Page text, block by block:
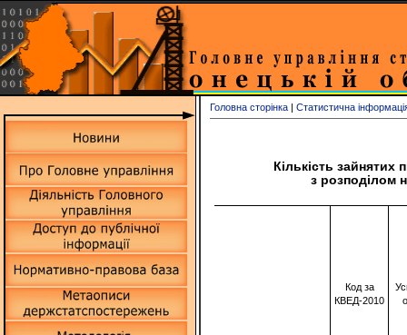
Головна сторінка | Статистична
Кількість зайнятих
з розподілом
Код за
КВЕД-2010